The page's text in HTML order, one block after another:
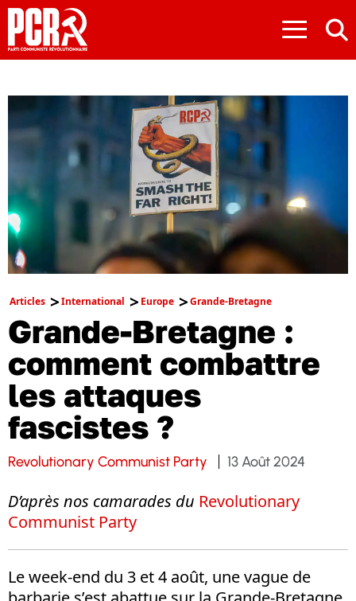
≡
Articles International Europe Grande-Bretagne
Grande-Bretagne :
comment combattre
les attaques
fascistes ?
Revolutionary Communist Party 13 Août 2024
D’après nos camarades du Revolutionary
Communist Party
Le week-end du 3 et 4 août, une vague de